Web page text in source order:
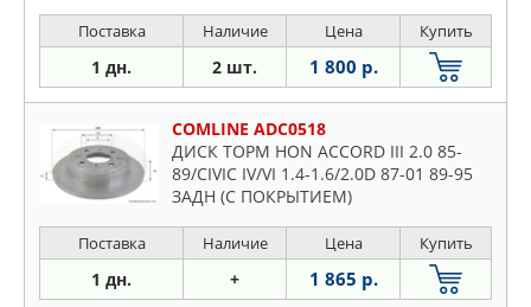
Поставка Наличие Цена Купить
1 дн. 2 шт. 1 800 р.
COMLINE ADC0518
ДИСК ТОРМ HON ACCORD III 2.0 85-
89/CIVIC IV/VI 1.4-1.6/2.0D 87-01 89-95
ЗАДН (С ПОКРЫТИЕМ)
Поставка Наличие Цена Купить
1 дн. + 1 865 р.